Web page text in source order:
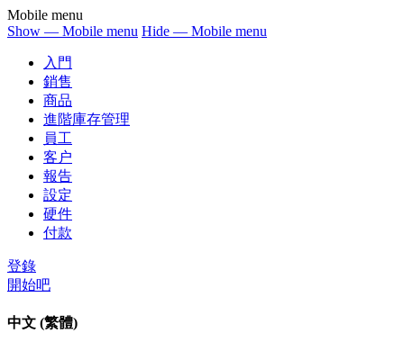
Mobile menu
Show — Mobile menu Hide — Mobile menu
入門
銷售
商品
進階庫存管理
員工
客户
報告
設定
硬件
付款
登錄
開始吧
中文 (繁體)